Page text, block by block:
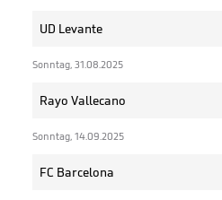
UD Levante
Sonntag, 31.08.2025
Rayo Vallecano
Sonntag, 14.09.2025
FC Barcelona